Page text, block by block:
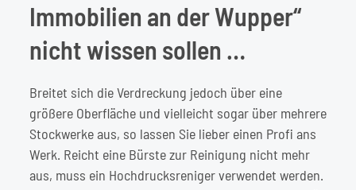
Immobilien an der Wupper“
nicht wissen sollen …
Breitet sich die Verdreckung jedoch über eine
größere Oberfläche und vielleicht sogar über mehrere
Stockwerke aus, so lassen Sie lieber einen Profi ans
Werk. Reicht eine Bürste zur Reinigung nicht mehr
aus, muss ein Hochdrucksrenigerverwendet werden.